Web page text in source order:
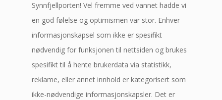
Synnfjellporten! Vel fremme ved vannet hadde vi
en god følelse og optimismen var stor. Enhver
informasjonskapsel som ikke er spesifikt
nødvendig for funksjonen til nettsiden og brukes
spesifikt til å hente brukerdata via statistikk,
reklame, eller annet innhold er kategorisert som
ikke-nødvendige informasjonskapsler. Det er